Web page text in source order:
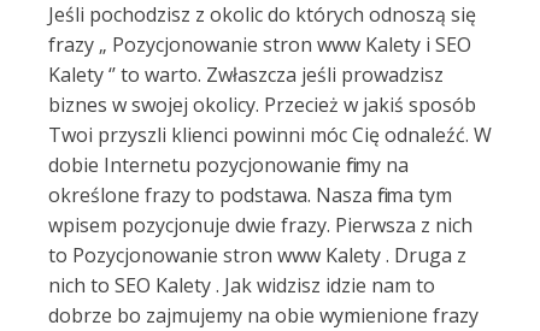
Jeśli pochodzisz z okolic do których odnoszą się
frazy „ Pozycjonowanie stron www Kalety i SEO
Kalety ‘’ to warto. Zwłaszcza jeśli prowadzisz
biznes w swojej okolicy. Przecież w jakiś sposób
Twoi przyszli klienci powinni móc Cię odnaleźć. W
dobie Internetu pozycjonowanie firmy na
określone frazy to podstawa. Nasza firma tym
wpisem pozycjonuje dwie frazy. Pierwsza z nich
to Pozycjonowanie stron www Kalety . Druga z
nich to SEO Kalety . Jak widzisz idzie nam to
dobrze bo zajmujemy na obie wymienione frazy